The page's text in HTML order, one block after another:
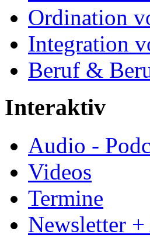
Ordination
Integration
Beruf &
Interaktiv
Audio -
Videos
Termine
Newsletter